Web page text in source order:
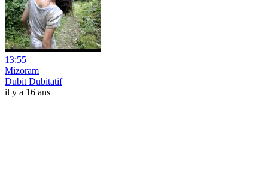
13:55
Mizoram
Dubit Dubitatif
il y a 16 ans